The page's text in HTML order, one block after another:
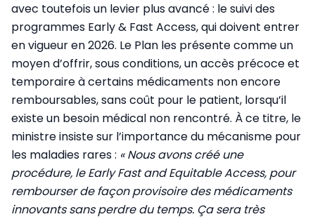
avec toutefois un levier plus avancé : le suivi des
programmes Early & Fast Access, qui doivent entrer
en vigueur en 2026. Le Plan les présente comme un
moyen d’offrir, sous conditions, un accès précoce et
temporaire à certains médicaments non encore
remboursables, sans coût pour le patient, lorsqu’il
existe un besoin médical non rencontré. À ce titre, le
ministre insiste sur l’importance du mécanisme pour
les maladies rares : « Nous avons créé une
procédure, le Early Fast and Equitable Access, pour
rembourser de façon provisoire des médicaments
innovants sans perdre du temps. Ça sera très